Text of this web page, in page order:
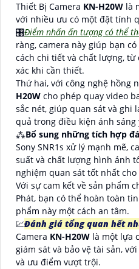
Thiết Bị Camera KN-H20W là
với nhiều ưu có một đặt tính
🎛Điểm nhấn ấn tượng có thể
ràng, camera này giúp bạn
cách chi tiết và chất lượng,
xác khi cần thiết.
Thứ hai, với công nghệ hồng
H20W cho phép quay video
sắc nét, giúp quan sát và ghi
quả trong điều kiện ánh sáng
⁂Bổ sung những tích hợp
Sony SNR1s xử lý mạnh mẽ,
suất và chất lượng hình ảnh
nghiệm quan sát tốt nhất
Với sự cam kết về sản phẩm
Phát, bạn có thể hoàn toàn
phẩm này một cách an tâm.
💹Đánh giá tổng quan hết
Camera KN-H20W là một lựa
giám sát và bảo vệ tài sản,
và ưu điểm vượt trội.